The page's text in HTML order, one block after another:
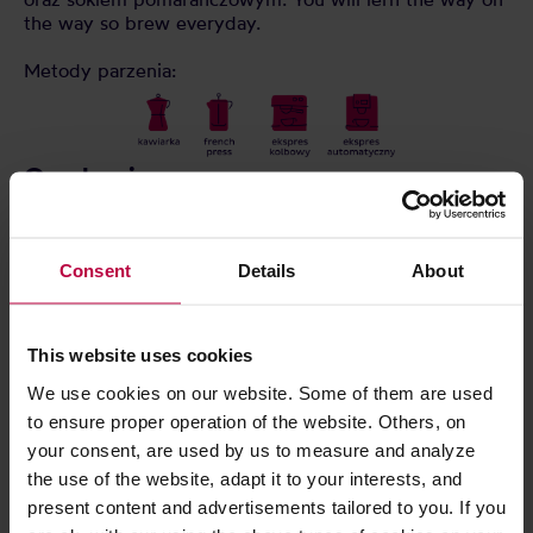
Consent Details About
This website uses cookies
We use cookies on our website. Some of them are used
to ensure proper operation of the website. Others, on
your consent, are used by us to measure and analyze
the use of the website, adapt it to your interests, and
present content and advertisements tailored to you. If you
the way so brew everyday.
Metody parzenia:
O palarni:
"Jesteśmy dwoma kumplami i wspólnie organizujemy
Race Europe i od tego roku jeszcze Coffee Race USA.
Stworzyliśmy kawy, które nam smakują, dają radość i
są proste do zaparzenia. Chcesz ich spróbować, to
fajnie - życzymy smacznego!"
CECHY